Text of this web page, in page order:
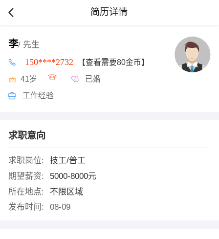
简历详情
李/ 先生
150****2732 【查看需要80金币】
41岁 已婚
工作经验
求职意向
求职岗位:
技工/普工
期望薪资:
5000-8000元
所在地点:
不限区域
发布时间:
08-09